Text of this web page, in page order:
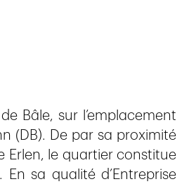
Bâle, sur l’emplacement
(DB). De par sa proximité
Erlen, le quartier constitue
sa qualité d’Entreprise